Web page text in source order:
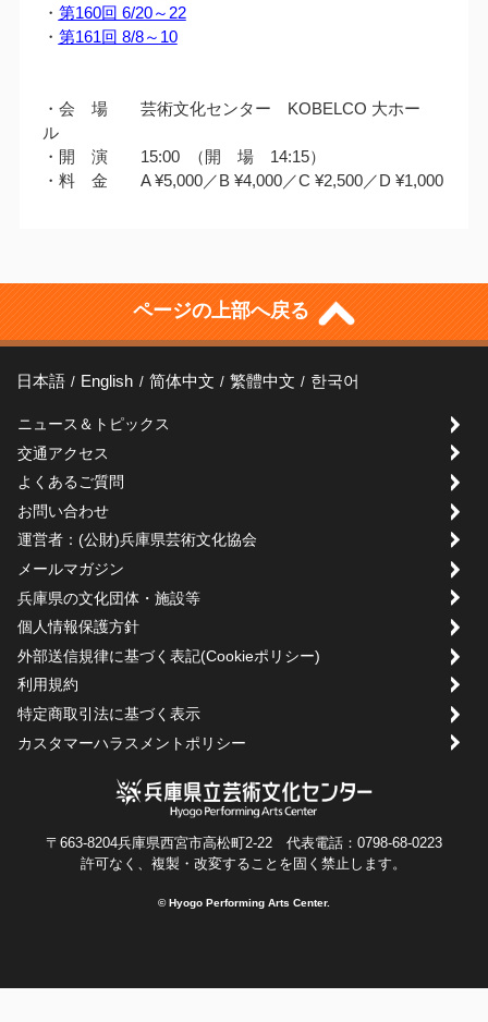
・ 第160回 6/20～22
・ 第161回 8/8～10
・会 場 芸術文化センター KOBELCO 大ホー
ル
・開 演 15:00 （開 場 14:15）
・料 金 A ¥5,000／B ¥4,000／C ¥2,500／D ¥1,000
ページの上部へ戻る
日本語 English 简体中文 繁體中文 한국어
ニュース＆トピックス
交通アクセス
よくあるご質問
お問い合わせ
運営者：(公財)兵庫県芸術文化協会
メールマガジン
兵庫県の文化団体・施設等
個人情報保護方針
外部送信規律に基づく表記(Cookieポリシー)
利用規約
特定商取引法に基づく表示
カスタマーハラスメントポリシー
〒663-8204兵庫県西宮市高松町2-22 代表電話：0798-68-0223
許可なく、複製・改変することを固く禁止します。
© Hyogo Performing Arts Center.